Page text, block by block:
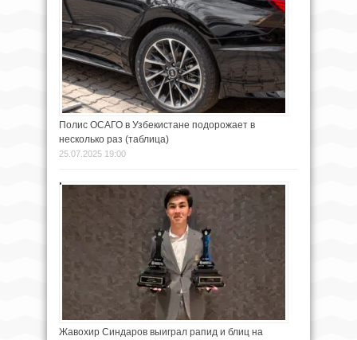
Полис ОСАГО в Узбекистане подорожает в
несколько раз (таблица)
25.07.2025 19:00
Жавохир Синдаров выиграл рапид и блиц на